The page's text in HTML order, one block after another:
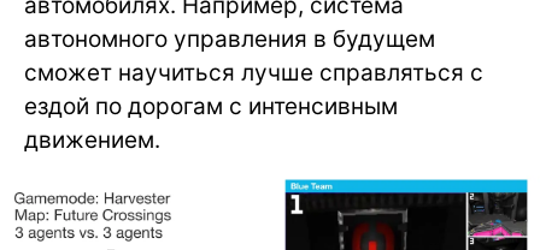
автономного управления в будущем
сможет научиться лучше справляться с
ездой по дорогам с интенсивным
движением.